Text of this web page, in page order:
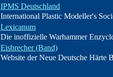
IPMS Deutschland
International Plastic Modeller's
Lexicanum
Die inoffizielle Warhammer
Eisbrecher (Band)
Website der Neue Deutsche Härte